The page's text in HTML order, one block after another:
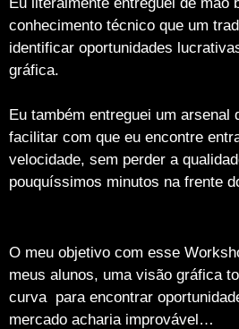
conhecimento técnico que um
identificar oportunidades
gráfica.
Eu também entreguei um arsenal
facilitar com que eu encontre
velocidade, sem perder a
pouquíssimos minutos na frente
O meu objetivo com esse
meus alunos, uma visão gráfica
curva para encontrar
mercado acharia improvável…